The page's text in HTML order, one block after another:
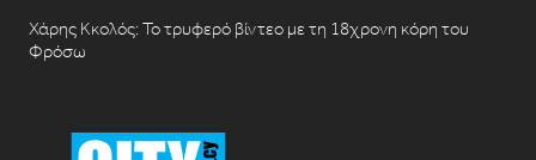
Χάρης Κκολός: Το τρυφερό βίντεο με τη 18χρονη κόρη του
Φρόσω